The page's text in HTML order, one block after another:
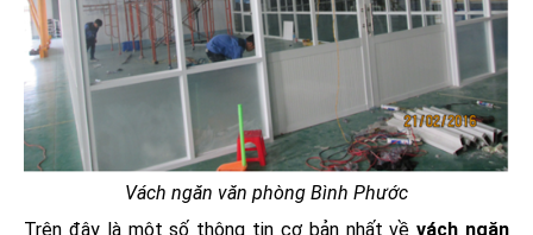
Vách ngăn văn phòng Bình Phước
Trên đây là một số thông tin cơ bản nhất vềvách ngăn